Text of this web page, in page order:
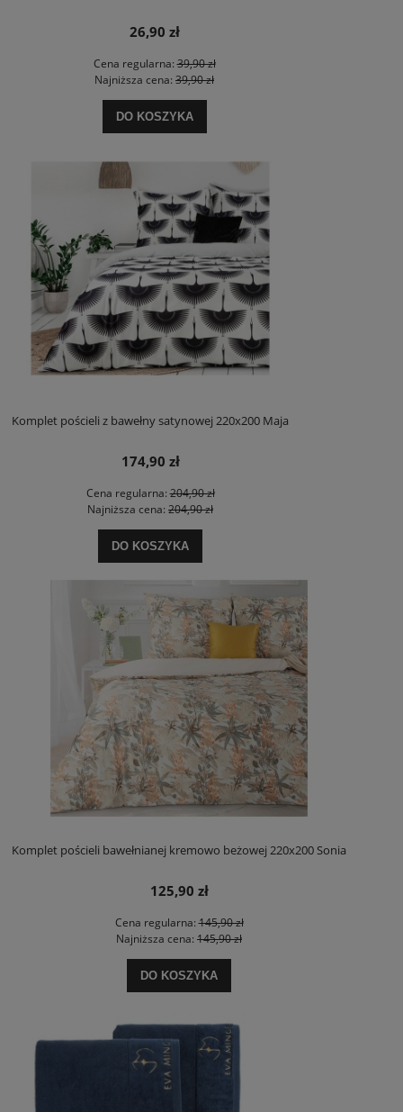
26,90 zł
Cena regularna:39,90 zł
Najniższa cena: 39,90 zł
DO KOSZYKA
Komplet pościeli z bawełny satynowej 220x200 Maja
174,90 zł
Cena regularna:204,90 zł
Najniższa cena: 204,90 zł
DO KOSZYKA
Komplet pościeli bawełnianej kremowo beżowej 220x200 Sonia
125,90 zł
Cena regularna:145,90 zł
Najniższa cena: 145,90 zł
DO KOSZYKA